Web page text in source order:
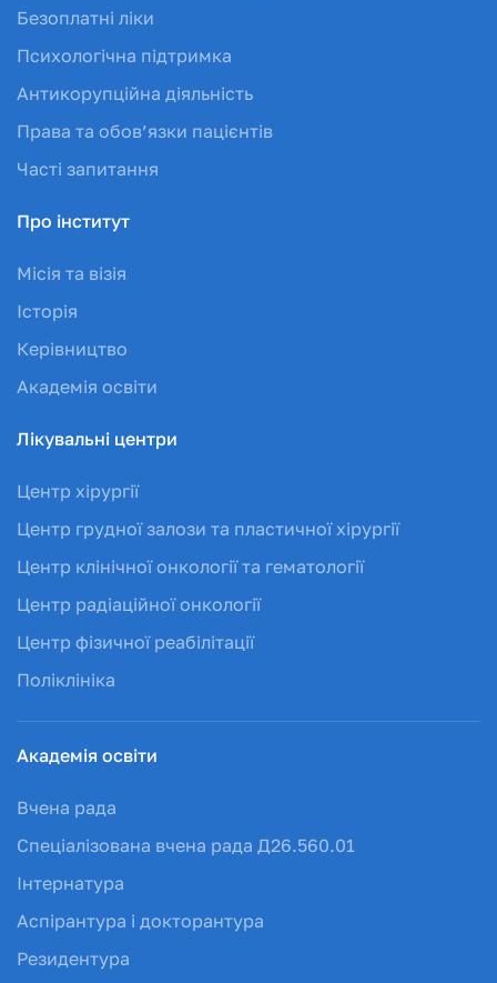
Безоплатні ліки
Психологічна підтримка
Антикорупційна діяльність
Права та обов’язки пацієнтів
Часті запитання
Про інститут
Місія та візія
Історія
Керівництво
Академія освіти
Лікувальні центри
Центр хірургії
Центр грудної залози та пластичної хірургії
Центр клінічної онкології та гематології
Центр радіаційної онкології
Центр фізичної реабілітації
Поліклініка
Академія освіти
Вчена рада
Спеціалізована вчена рада Д26.560.01
Інтернатура
Аспірантура і докторантура
Резидентура